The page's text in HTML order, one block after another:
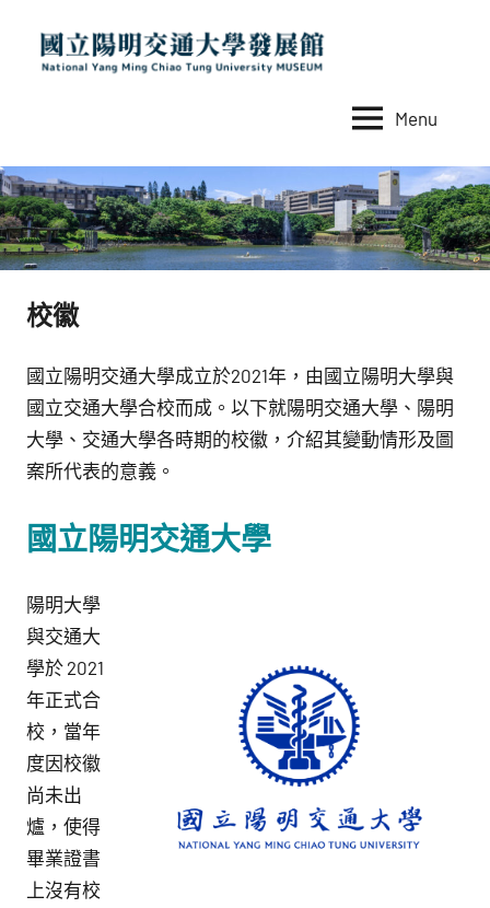
content
立
陽
明
交
通
學
發
展
NYCU
Ming
Chiao
Tung
University
Menu
校徽
國立陽明交通大學成立於2021年，由國立陽明大學與
國立交通大學合校而成。以下就陽明交通大學、陽明
大學、交通大學各時期的校徽，介紹其變動情形及圖
案所代表的意義。
國立陽明交通大學
陽明大學
與交通大
學於 2021
年正式合
校，當年
度因校徽
尚未出
爐，使得
畢業證書
上沒有校